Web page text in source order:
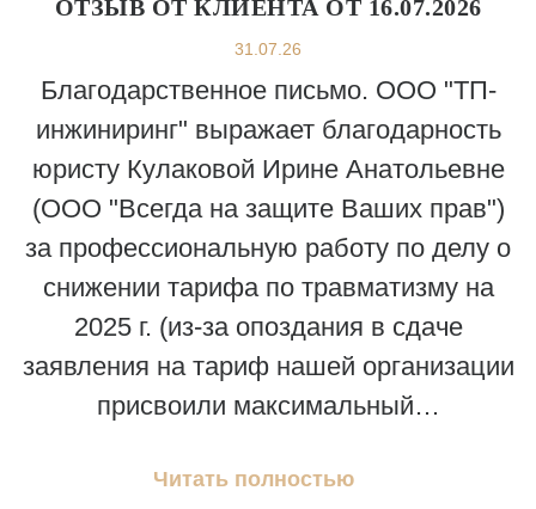
ОТЗЫВ ОТ КЛИЕНТА ОТ 16.07.2026
31.07.26
Благодарственное письмо. ООО "ТП-
инжиниринг" выражает благодарность
юристу Кулаковой Ирине Анатольевне
(ООО "Всегда на защите Ваших прав")
за профессиональную работу по делу о
снижении тарифа по травматизму на
2025 г. (из-за опоздания в сдаче
заявления на тариф нашей организации
присвоили максимальный…
Читать полностью